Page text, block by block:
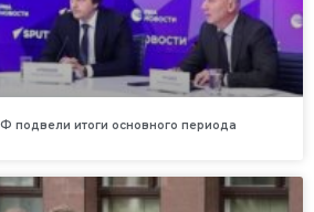
подвели итоги основного периода